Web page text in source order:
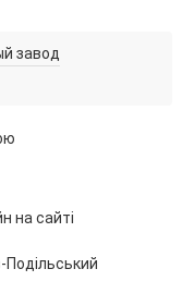
завод
на сайті
Подільський